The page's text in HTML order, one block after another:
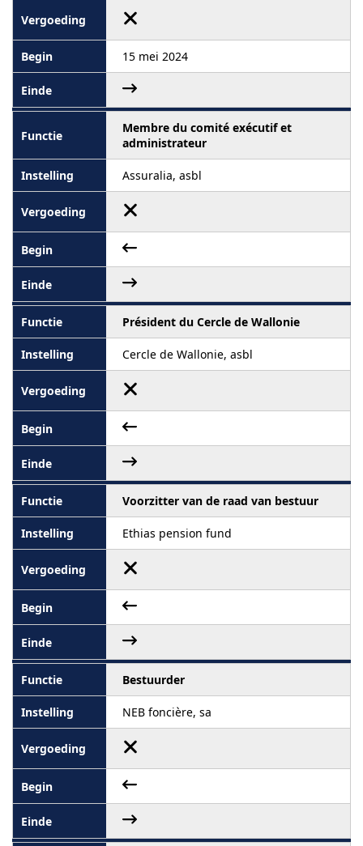
15 mei 2024
Membre du comité exécutif et
administrateur
Assuralia, asbl
Président du Cercle de Wallonie
Cercle de Wallonie, asbl
Voorzitter van de raad van bestuur
Ethias pension fund
Bestuurder
NEB foncière, sa